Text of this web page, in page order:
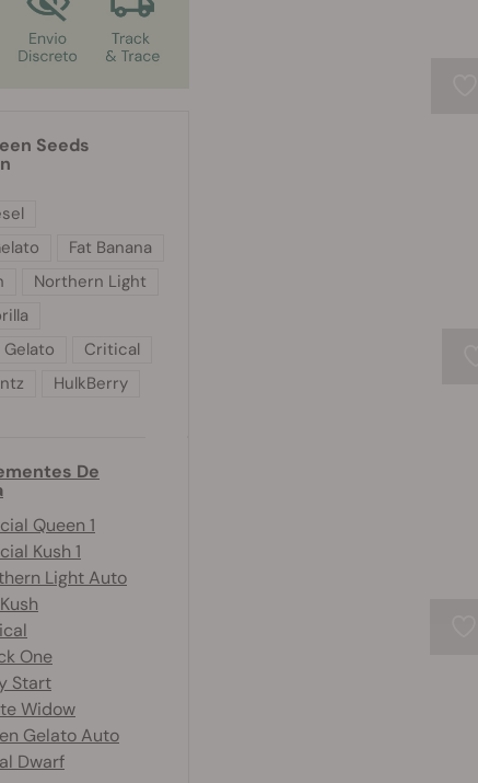
Seeds
Fat Banana
Northern Light
Critical
HulkBerry
De
Queen 1
Kush 1
Light Auto
One
Start
Widow
Gelato Auto
Dwarf